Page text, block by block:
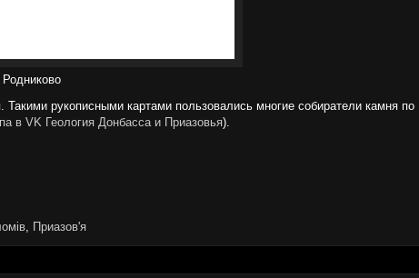
рукописными картами пользовались многие собиратели камня по
в VK Геология Донбасса и Приазовья).
Приазов'я